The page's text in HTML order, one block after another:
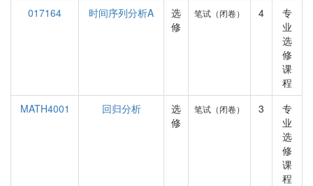
017164
时间序列分析A
选
修
笔试（闭卷） 4
专
业
选
修
课
程
MATH4001
回归分析
选
修
笔试（闭卷） 3
专
业
选
修
课
程